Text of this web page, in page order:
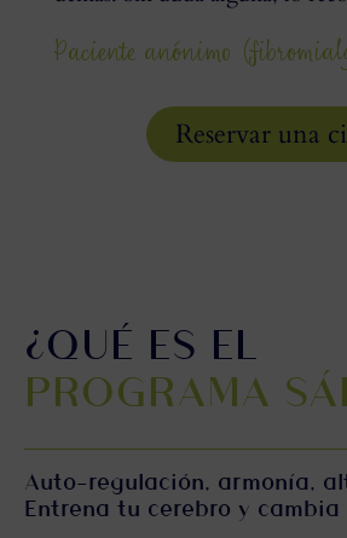
Paciente anónimo
Reservar una
¿QUÉ ES EL
PROGRAMA
Auto-regulación, armonía,
Entrena tu cerebro y